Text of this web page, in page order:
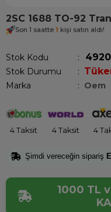
2SC 1688 TO-92
Son 1 saatte 1 kişi satın aldı!
Stok Kodu
Stok Durumu :
Marka : Oem
4 Taksit 4 Taksit 4
Şimdi vereceğin sipariş
1000 TL